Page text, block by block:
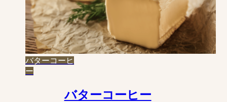
バターコーヒ
ー
バターコーヒー